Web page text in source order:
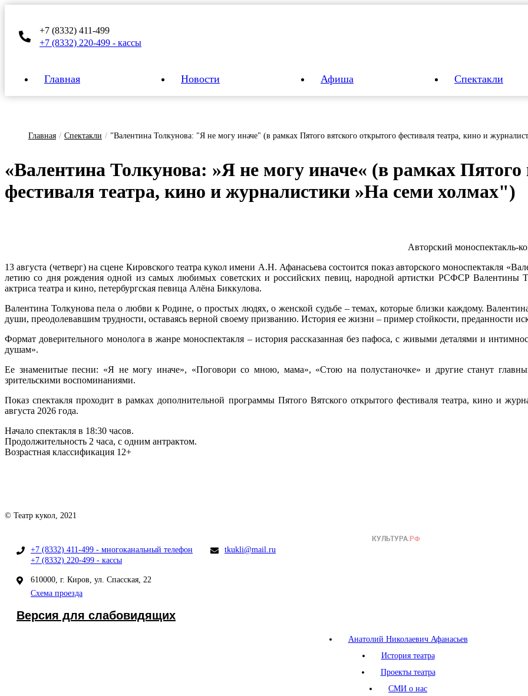
+7 (8332) 411-499
+7 (8332) 220-499 - кассы
Главная Новости Афиша Спектакли
Главная / Спектакли / "Валентина Толкунова: "Я не могу иначе" (в рамках Пятого вятского открытого фестиваля театра, кино и
«Ва­лен­ти­на Тол­ку­но­ва: »Я не мо­гу и­на­че« (в рам­ках Пя­то­го
фес­ти­ва­ля те­ат­ра, ки­но и жур­на­лис­ти­ки »На се­ми хол­мах")
Авторский моноспектакль-
13 августа (четверг) на сцене Кировского театра кукол имени А.Н. Афанасьева состоится показ авторского моноспектакля
летию со дня рождения одной из самых любимых советских и российских певиц, народной артистки РСФСР Валентины
актриса театра и кино, петербургская певица Алёна Биккулова.
Валентина Толкунова пела о любви к Родине, о простых людях, о женской судьбе – темах, которые близки каждому.
души, преодолевавшим трудности, оставаясь верной своему призванию. История ее жизни – пример стойкости, преданности
Формат доверительного монолога в жанре моноспектакля – история рассказанная без пафоса, с живыми деталями и
душам».
Ее знаменитые песни: «Я не могу иначе», «Поговори со мною, мама», «Стою на полустаночке» и другие станут
зрительскими воспоминаниями.
Показ спектакля проходит в рамках дополнительной программы Пятого Вятского открытого фестиваля театра, кино и
августа 2026 года.
Начало спектакля в 18:30 часов.
Продолжительность 2 часа, с одним антрактом.
Возрастная классификация 12+
© Театр кукол, 2021
+7 (8332) 411-499 - многоканальный телефон
+7 (8332) 220-499 - кассы
tkukli@mail.ru
610000, г. Киров, ул. Спасская, 22
Схема проезда
Версия для слабовидящих
Анатолий Николаевич Афанасьев
История театра
Проекты театра
СМИ о нас